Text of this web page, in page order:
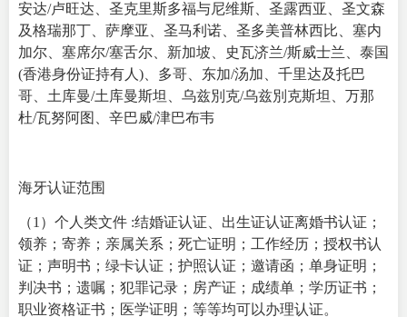
安达/卢旺达、圣克里斯多福与尼维斯、圣露西亚、圣文森
及格瑞那丁、萨摩亚、圣马利诺、圣多美普林西比、塞内
加尔、塞席尔/塞舌尔、新加坡、史瓦济兰/斯威士兰、泰国
(香港身份证持有人)、多哥、东加/汤加、千里达及托巴
哥、土库曼/土库曼斯坦、乌兹別克/乌兹別克斯坦、万那
杜/瓦努阿图、辛巴威/津巴布韦
海牙认证范围
（1）个人类文件 :结婚证认证、出生证认证离婚书认证；
领养；寄养；亲属关系；死亡证明；工作经历；授权书认
证；声明书；绿卡认证；护照认证；邀请函；单身证明；
判决书；遗嘱；犯罪记录；房产证；成绩单；学历证书；
职业资格证书；医学证明；等等均可以办理认证。